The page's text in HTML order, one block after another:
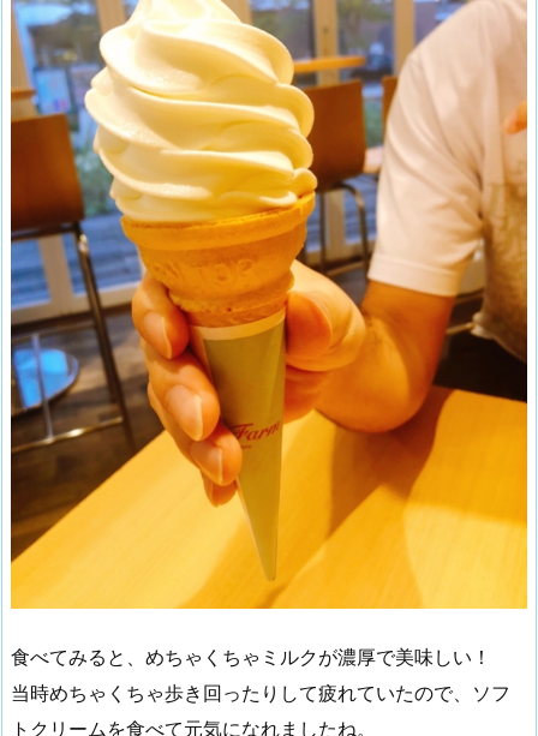
食べてみると、めちゃくちゃミルクが濃厚で美味しい！
当時めちゃくちゃ歩き回ったりして疲れていたので、ソフ
トクリームを食べて元気になれましたね。